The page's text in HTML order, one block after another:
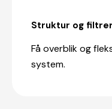
Struktur og
Få overblik og
system.